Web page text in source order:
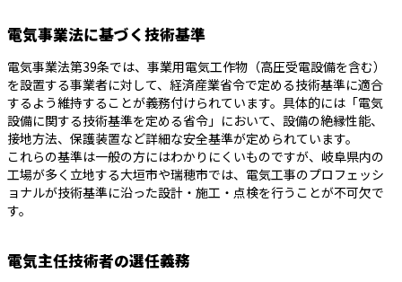
電気事業法に基づく技術基準
電気事業法第39条では、事業用電気工作物（高圧受電設備を含む）
を設置する事業者に対して、経済産業省令で定める技術基準に適合
するよう維持することが義務付けられています。具体的には「電気
設備に関する技術基準を定める省令」において、設備の絶縁性能、
接地方法、保護装置など詳細な安全基準が定められています。
これらの基準は一般の方にはわかりにくいものですが、岐阜県内の
工場が多く立地する大垣市や瑞穂市では、電気工事のプロフェッシ
ョナルが技術基準に沿った設計・施工・点検を行うことが不可欠で
す。
電気主任技術者の選任義務